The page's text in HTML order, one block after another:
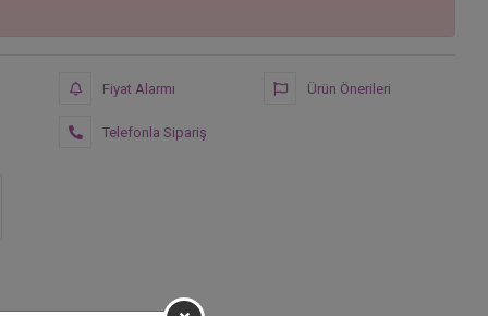
Fiyat Alarmı
Telefonla Sipariş
Ürün Önerileri